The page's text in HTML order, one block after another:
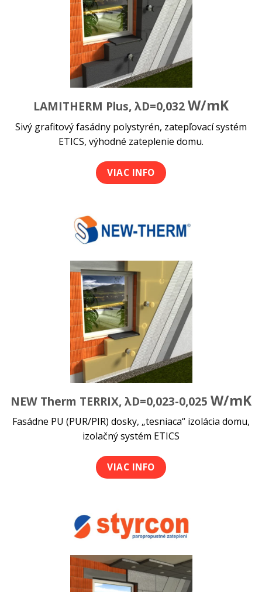
LAMITHERM Plus, λD=0,032W/mK
Sivý grafitový fasádny polystyrén, zatepľovací systém
ETICS, výhodné zateplenie domu.
VIAC INFO
NEW Therm TERRIX, λD=0,023-0,025 W/mK
Fasádne PU (PUR/PIR) dosky, „tesniaca“ izolácia domu,
izolačný systém ETICS
VIAC INFO